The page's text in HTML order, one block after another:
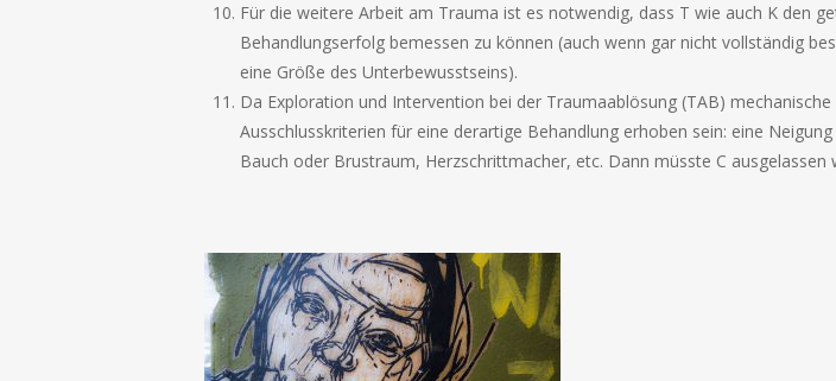
Für die weitere Arbeit am Trauma ist es notwendig, dass T wie auch K den
Behandlungserfolg bemessen zu können (auch wenn gar nicht vollständig
eine Größe des Unterbewusstseins).
Da Exploration und Intervention bei der Traumaablösung (TAB)
Ausschlusskriterien für eine derartige Behandlung erhoben sein: eine
Bauch oder Brustraum, Herzschrittmacher, etc. Dann müsste C